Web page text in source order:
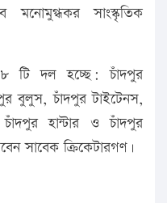
মনোমুগ্ধকর সাংস্কৃতিক
৮ টি দল হচ্ছে: চাঁদপুর
বুলুস, চাঁদপুর টাইটেনস,
হান্টার ও চাঁদপুর
সাবেক ক্রিকেটারগণ।